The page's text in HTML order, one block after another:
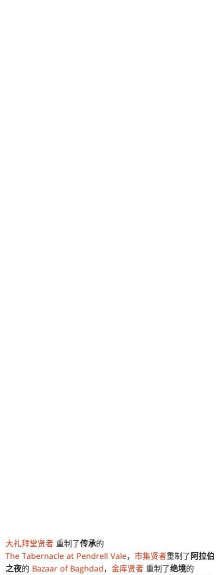
大礼拜堂贤者 重制了传承的
The Tabernacle at Pendrell Vale，市集贤者重制了阿拉伯
之夜的 Bazaar of Baghdad，金库贤者 重制了绝境的